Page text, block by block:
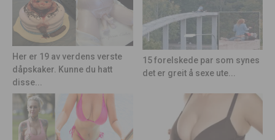
Her er 19 av verdens verste
dåpskaker. Kunne du hatt
disse...
15 forelskede par som synes
det er greit å sexe ute...